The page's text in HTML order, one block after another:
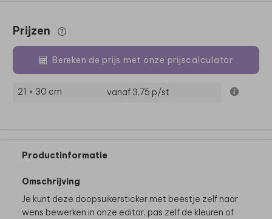
Prijzen
Bereken de prijs met onze prijscalculator
21 × 30 cm vanaf 3,75 p/st
Productinformatie
Omschrijving
Je kunt deze doopsuikersticker met beestje zelf naar
wens bewerken in onze editor, pas zelf de kleuren of